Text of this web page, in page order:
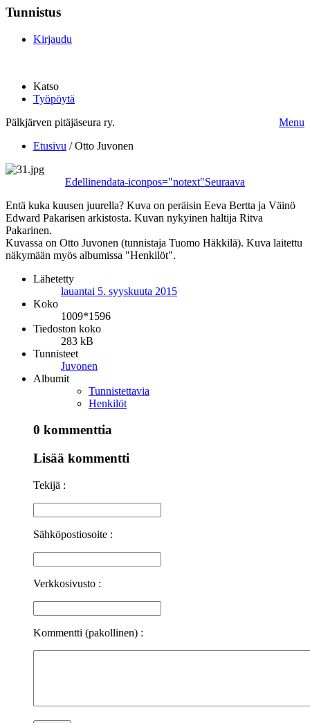
Tunnistus
Kirjaudu
Katso
Työpöytä
Pälkjärven pitäjäseura ry.
Menu
Etusivu /Otto Juvonen
Edellinendata-iconpos="notext"Seuraava
Entä kuka kuusen juurella? Kuva on peräisin Eeva Bertta ja Väinö
Edward Pakarisen arkistosta. Kuvan nykyinen haltija Ritva
Pakarinen.
Kuvassa on Otto Juvonen (tunnistaja Tuomo Häkkilä). Kuva laitettu
näkymään myös albumissa "Henkilöt".
Lähetetty
lauantai 5. syyskuuta 2015
Koko
1009*1596
Tiedoston koko
283 kB
Tunnisteet
Juvonen
Albumit
Tunnistettavia
Henkilöt
0 kommenttia
Lisää kommentti
Tekijä :
Sähköpostiosoite :
Verkkosivusto :
Kommentti (pakollinen) :